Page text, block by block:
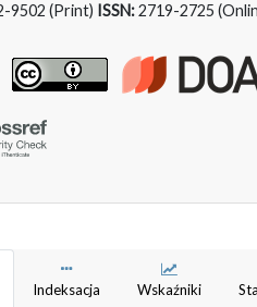
9502 (Print) ISSN:2719-2725
Indeksacja Wskaźniki